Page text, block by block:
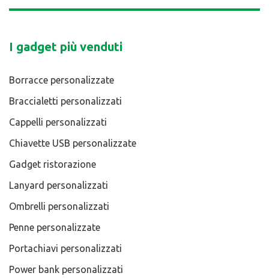
I gadget più venduti
Borracce personalizzate
Braccialetti personalizzati
Cappelli personalizzati
Chiavette USB personalizzate
Gadget ristorazione
Lanyard personalizzati
Ombrelli personalizzati
Penne personalizzate
Portachiavi personalizzati
Power bank personalizzati